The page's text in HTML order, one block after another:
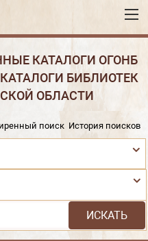
КАТАЛОГИ ОГОНБ
БИБЛИОТЕК
ОБЛАСТИ
поиск История поисков